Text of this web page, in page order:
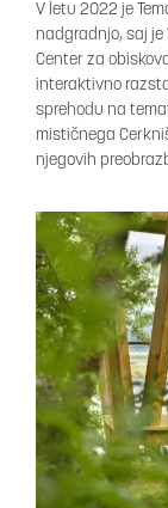
V letu 2022 je
nadgradnjo, saj je
Center za
interaktivno
sprehodu na
mističnega
njegovih